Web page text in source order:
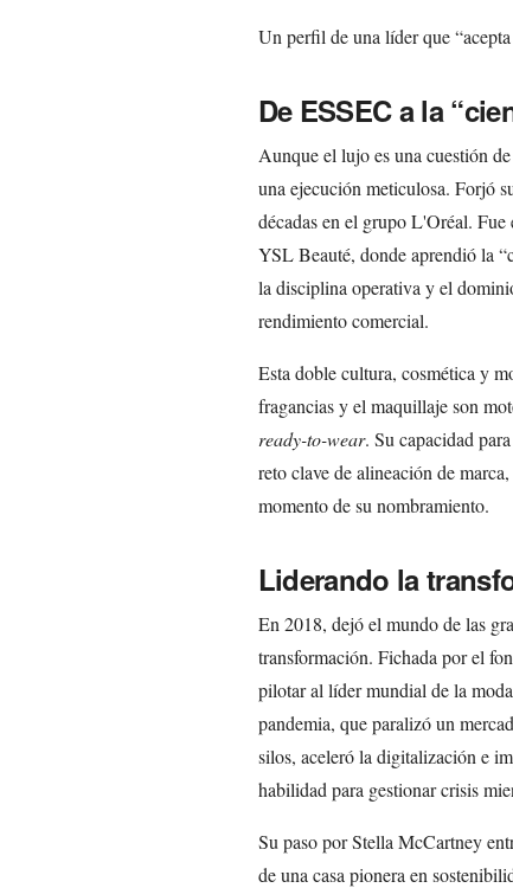
Un perfil de una líder que
De ESSEC a la
Aunque el lujo es una cuestión
una ejecución meticulosa. Forjó
décadas en el grupo L'Oréal.
YSL Beauté, donde aprendió la
la disciplina operativa y el
rendimiento comercial.
Esta doble cultura, cosmética y
fragancias y el maquillaje son
ready-to-wear. Su capacidad
reto clave de alineación de
momento de su nombramiento.
Liderando la
En 2018, dejó el mundo de las
transformación. Fichada por el
pilotar al líder mundial de la
pandemia, que paralizó un
silos, aceleró la digitalización e
habilidad para gestionar crisis
Su paso por Stella McCartney
de una casa pionera en